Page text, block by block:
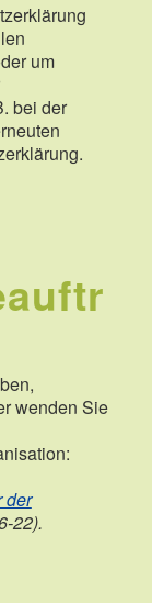
um
bei der
wenden Sie
der
22).